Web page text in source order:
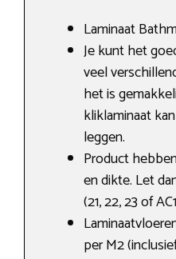
Laminaat
Je kunt het
veel
het is
kliklaminaat
leggen.
Product
en dikte. Let
(21, 22, 23 of
per M2